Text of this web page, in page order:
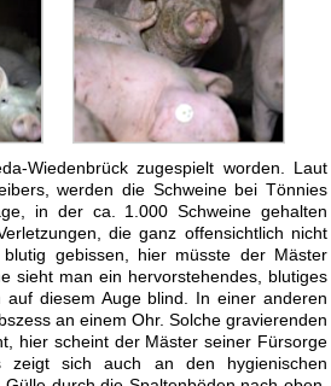
Wiedenbrück zugespielt worden. Laut
werden die Schweine bei Tönnies
in der ca. 1.000 Schweine gehalten
die ganz offensichtlich nicht
gebissen, hier müsste der Mäster
sieht man ein hervorstehendes, blutiges
diesem Auge blind. In einer anderen
an einem Ohr. Solche gravierenden
hier scheint der Mäster seiner Fürsorge
zeigt sich auch an den hygienischen